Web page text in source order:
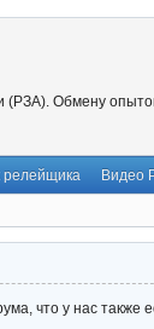
(РЗА). Обмену
релейщика Видео
что у нас также